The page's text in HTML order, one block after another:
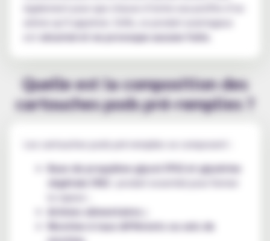
également pour que chacun d’entre eux profite d’un
arôme qu’il apprécie. Enfin, ce produit avantageux
sécurisé et ne provoque aucune fuite
Quelle est la composition des
cartouches pods pré-remplies ?
Les cartouches pods pré-remplies se composent :
Base de propylène glycol (PG) et glycérine
végétale (VG)
Arômes alimentaires ;
Nicotine à taux différents ou sels de